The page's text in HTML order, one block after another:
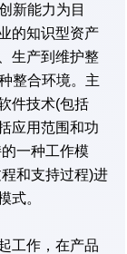
新能力为目
的知识型资产
生产到维护整
整合环境。主
件技术(包括
应用范围和功
一种工作模
和支持过程)进
式。
工作，在产品